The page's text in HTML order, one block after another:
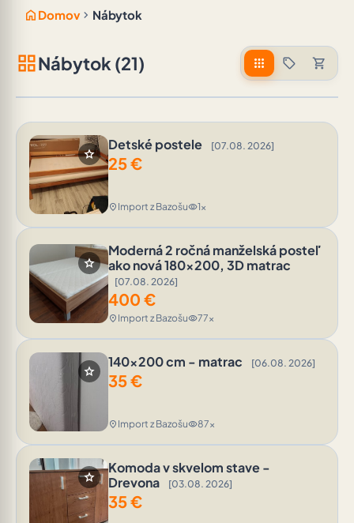
home Domov chevron_right Nábytok
grid_viewNábytok (21) apps sell shopping_cart
star
Detské postele [07.08. 2026]
25€
location_on Import z Bazošuvisibility1x
star
Moderná 2 ročná manželská posteľ
ako nová 180x200, 3D matrac
[07.08. 2026]
400 €
location_on Import z Bazošuvisibility77x
star
140x200 cm - matrac [06.08. 2026]
35€
location_on Import z Bazošuvisibility87x
star
Komoda v skvelom stave -
Drevona
[03.08. 2026]
35€